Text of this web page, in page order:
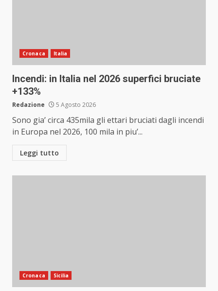
Cronaca Italia
Incendi: in Italia nel 2026 superfici bruciate
+133%
Redazione 5 Agosto 2026
Sono gia’ circa 435mila gli ettari bruciati dagli incendi
in Europa nel 2026, 100 mila in piu’...
Leggi tutto
Cronaca Sicilia